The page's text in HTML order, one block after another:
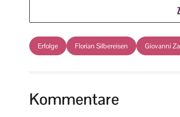
Erfolge Florian Silbereisen Giovanni
Kommentare